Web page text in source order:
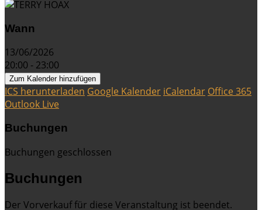
Wann
13/06/2026
20:00 - 23:00
Zum Kalender hinzufügen
ICS herunterladen Google Kalender iCalendar Office 365
Outlook Live
Buchungen
Buchungen geschlossen
Buchungen
Der Vorverkauf für diese Veranstaltung ist beendet.